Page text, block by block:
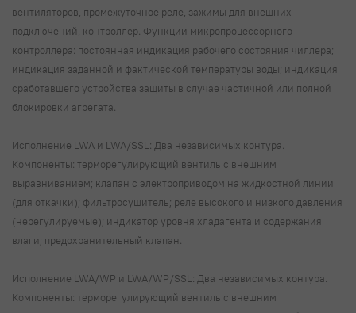
вентиляторов, промежуточное реле, зажимы для внешних
подключений, контроллер. Функции микропроцессорного
контроллера: постоянная индикация рабочего состояния чиллера;
индикация заданной и фактической температуры воды; индикация
сработавшего устройства защиты в случае частичной или полной
блокировки агрегата.
Исполнение LWA и LWA/SSL: Два независимых контура.
Компоненты: терморегулирующий вентиль с внешним
выравниванием; клапан с электроприводом на жидкостной линии
(для откачки); фильтросушитель; реле высокого и низкого давления
(нерегулируемые); индикатор уровня хладагента и содержания
влаги; предохранительный клапан.
Исполнение LWA/WP и LWA/WP/SSL: Два независимых контура.
Компоненты: терморегулирующий вентиль с внешним